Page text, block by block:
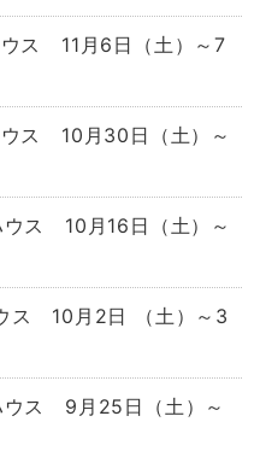
ス 11月6日（土）～7
ス 10月30日（土）～
ス 10月16日（土）～
ス 10月2日 （土）～3
ス 9月25日（土）～